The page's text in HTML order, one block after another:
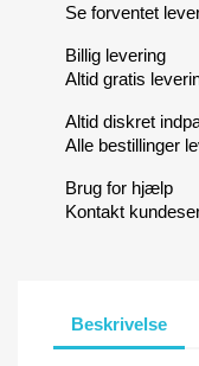
Se forventet
Billig levering
Altid gratis
Altid diskret
Alle bestillinger
Brug for hjælp
Kontakt
Beskrivelse